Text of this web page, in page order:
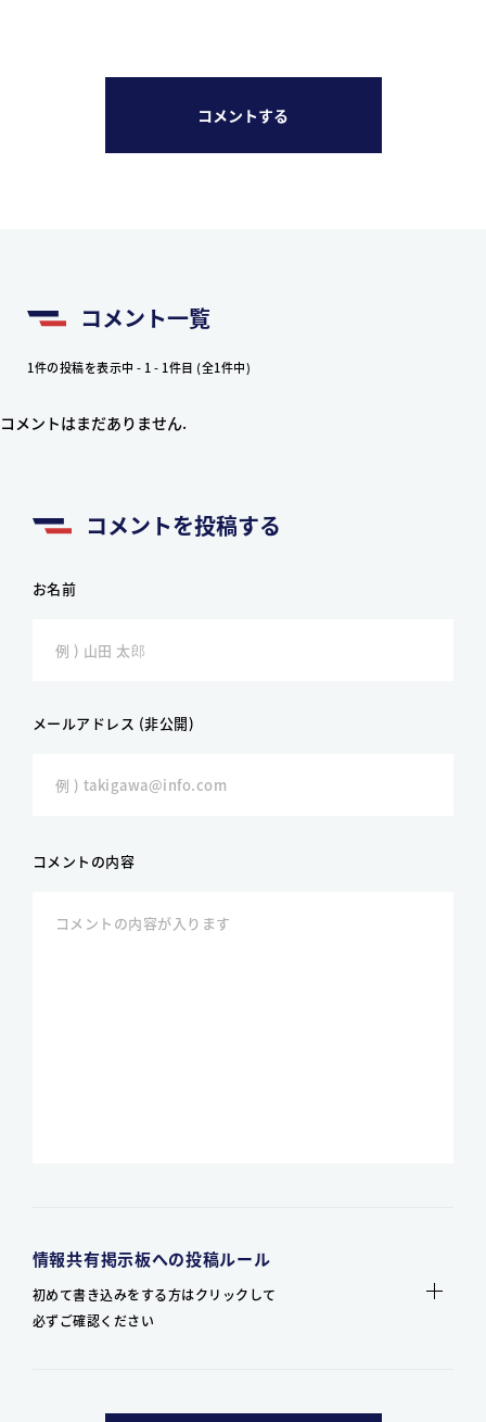
コメントする
コメント一覧
1件の投稿を表示中 - 1 - 1件目 (全1件中)
コメントはまだありません.
コメントを投稿する
お名前
メールアドレス (非公開)
コメントの内容
情報共有掲示板への投稿ルール
初めて書き込みをする方はクリックして
必ずご確認ください